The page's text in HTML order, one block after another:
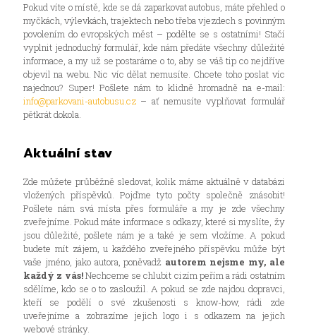
Pokud víte o místě, kde se dá zaparkovat autobus, máte přehled o
myčkách, výlevkách, trajektech nebo třeba vjezdech s povinným
povolením do evropských měst – podělte se s ostatními! Stačí
vyplnit jednoduchý formulář, kde nám předáte všechny důležité
informace, a my už se postaráme o to, aby se váš tip co nejdříve
objevil na webu. Nic víc dělat nemusíte. Chcete toho poslat víc
najednou? Super! Pošlete nám to klidně hromadně na e-mail:
info@parkovani-autobusu.cz – ať nemusíte vyplňovat formulář
pětkrát dokola.
Aktuální stav
Zde můžete průběžně sledovat, kolik máme aktuálně v databázi
vložených příspěvků. Pojďme tyto počty společně znásobit!
Pošlete nám svá místa přes formuláře a my je zde všechny
zveřejníme. Pokud máte informace s odkazy, které si myslíte, žy
jsou důležité, pošlete nám je a také je sem vložíme. A pokud
budete mít zájem, u každého zveřejného příspěvku může být
vaše jméno, jako autora, poněvadž autorem nejsme my, ale
každý z vás!Nechceme se chlubit cizím peřím a rádi ostatním
sdělíme, kdo se o to zasloužil. A pokud se zde najdou dopravci,
kteří se podělí o své zkušenosti s know-how, rádi zde
uveřejníme a zobrazíme jejich logo i s odkazem na jejich
webové stránky.